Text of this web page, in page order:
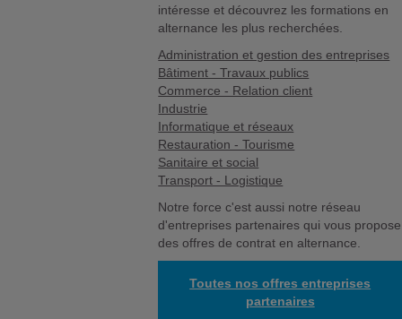
intéresse et découvrez les formations en
alternance les plus recherchées.
Administration et gestion des entreprises
Bâtiment - Travaux publics
Commerce - Relation client
Industrie
Informatique et réseaux
Restauration - Tourisme
Sanitaire et social
Transport - Logistique
Notre force c'est aussi notre réseau
d'entreprises partenaires qui vous propose
des offres de contrat en alternance.
Toutes nos offres entreprises
partenaires